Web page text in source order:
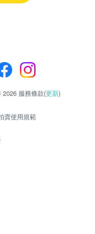
服務條款(更新)
賣使用規範